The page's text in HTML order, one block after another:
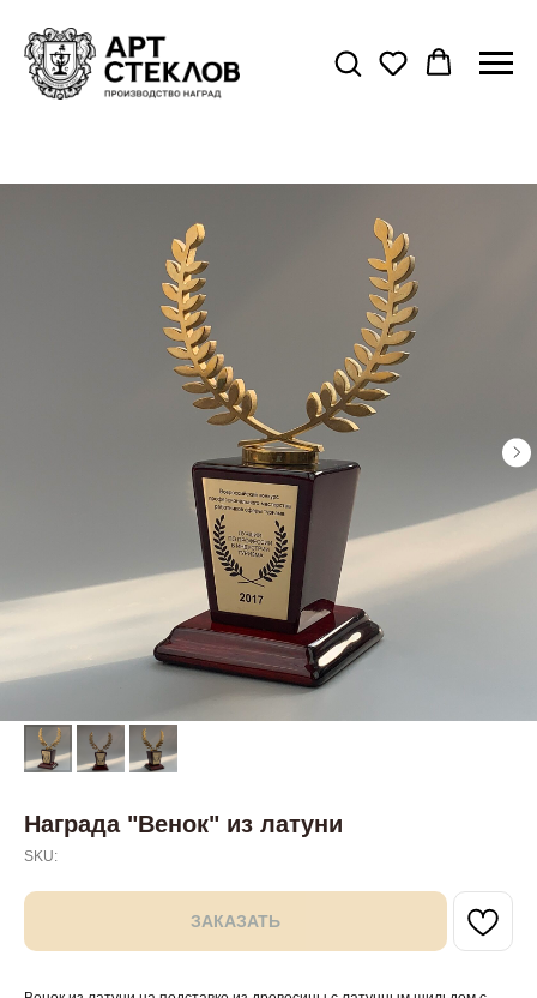
Награда "Венок" из латуни
SKU:
ЗАКАЗАТЬ